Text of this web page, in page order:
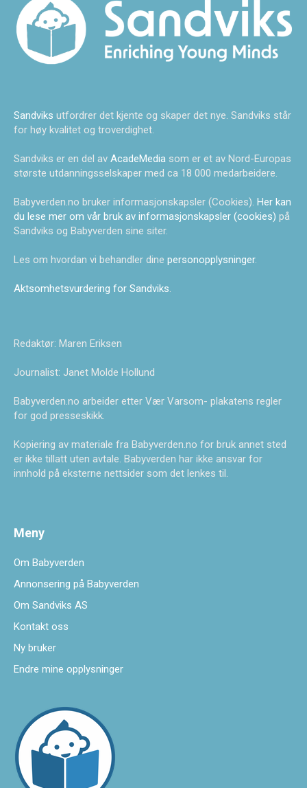
Sandviks utfordrer det kjente og skaper det nye. Sandviks står
for høy kvalitet og troverdighet.
Sandviks er en del av AcadeMedia som er et av Nord-Europas
største utdanningsselskaper med ca 18 000 medarbeidere.
Babyverden.no bruker informasjonskapsler (Cookies). Her kan
du lese mer om vår bruk av informasjonskapsler (cookies) på
Sandviks og Babyverden sine siter.
Les om hvordan vi behandler dine personopplysninger.
Aktsomhetsvurdering for Sandviks.
Redaktør: Maren Eriksen
Journalist: Janet Molde Hollund
Babyverden.no arbeider etter Vær Varsom- plakatens regler
for god presseskikk.
Kopiering av materiale fra Babyverden.no for bruk annet sted
er ikke tillatt uten avtale. Babyverden har ikke ansvar for
innhold på eksterne nettsider som det lenkes til.
Meny
Om Babyverden
Annonsering på Babyverden
Om Sandviks AS
Kontakt oss
Ny bruker
Endre mine opplysninger